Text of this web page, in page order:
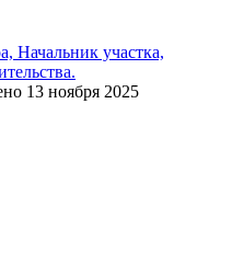
Начальник участка,
13 ноября 2025